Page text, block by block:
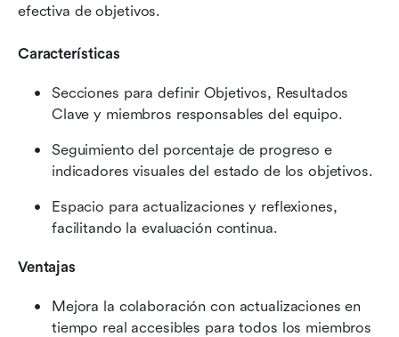
efectiva de objetivos.
Características
Secciones para definir Objetivos, Resultados
Clave y miembros responsables del equipo.
Seguimiento del porcentaje de progreso e
indicadores visuales del estado de los objetivos.
Espacio para actualizaciones y reflexiones,
facilitando la evaluación continua.
Ventajas
Mejora la colaboración con actualizaciones en
tiempo real accesibles para todos los miembros